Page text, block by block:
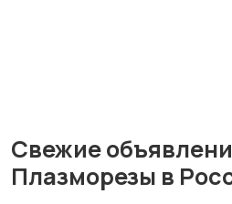
Гайковерты
Свежие
Плазморезы в